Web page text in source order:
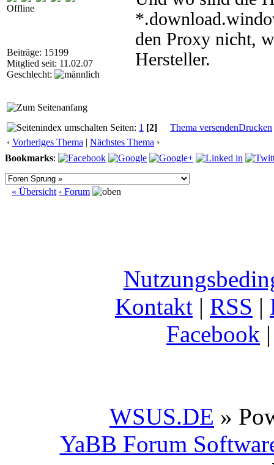
Offline
Beiträge: 15199
Mitglied seit: 11.02.07
Geschlecht:
den Proxy nicht,
Hersteller.
Seiten: 1 [2] Thema versendenDrucken
‹ Vorheriges Thema | Nächstes Thema ›
Bookmarks:
« Übersicht ‹ Forum
Kontakt | RSS |
Facebook
WSUS.DE »
YaBB Forum